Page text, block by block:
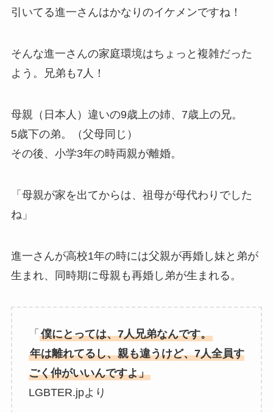
引いてる進一さんはかなりのイケメンですね！
そんな進一さんの家庭環境はちょっと複雑だった
よう。兄弟も7人！
母親（日本人）違いの9歳上の姉、7歳上の兄。
5歳下の弟。（父母同じ）
その後、小学3年の時両親が離婚。
「母親が家を出てからは、祖母が母代わりでした
ね」
進一さんが高校1年の時には父親が再婚し妹と弟が
生まれ、同時期に母親も再婚し弟が生まれる。
「 僕にとっては、7人兄弟なんです。
年は離れてるし、親も違うけど、7人全員す
ごく仲がいいんですよ」
LGBTER.jpより